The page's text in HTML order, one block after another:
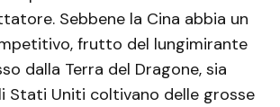
Sebbene la Cina abbia un
frutto del lungimirante
dalla Terra del Dragone, sia
Stati Uniti coltivano delle grosse